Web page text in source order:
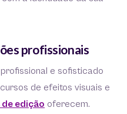
profissionais
e sofisticado
de efeitos visuais e
edição oferecem.